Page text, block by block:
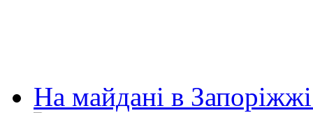
На майдані в